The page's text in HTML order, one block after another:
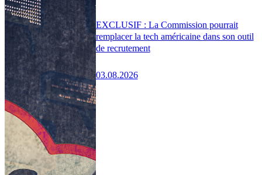
EXCLUSIF : La Commission pourrait
remplacer la tech américaine dans son outil
de recrutement
03.08.2026